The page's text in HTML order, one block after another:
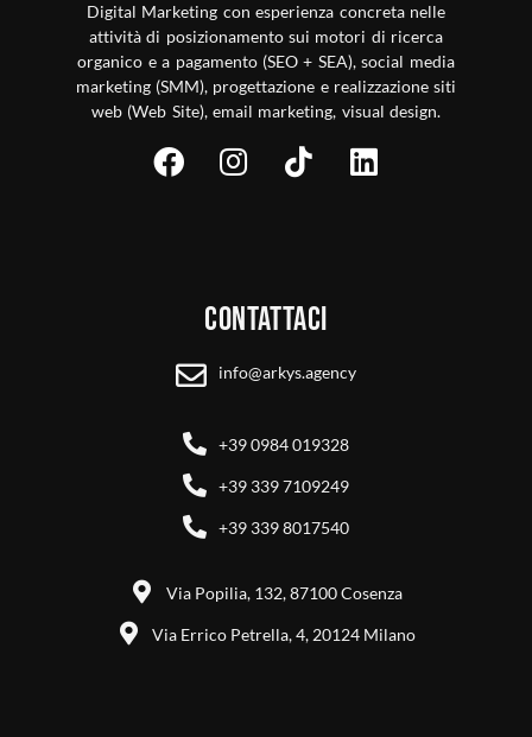
Digital Marketing con esperienza concreta nelle
attività di posizionamento sui motori di ricerca
organico e a pagamento (SEO + SEA), social media
marketing (SMM), progettazione e realizzazione siti
web (Web Site), email marketing, visual design.
Contattaci
info@arkys.agency
+39 0984 019328
+39 339 7109249
+39 339 8017540
Via Popilia, 132, 87100 Cosenza
Via Errico Petrella, 4, 20124 Milano